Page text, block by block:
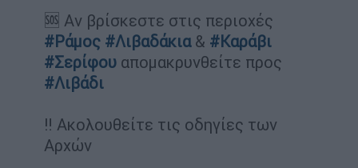
🆘 Αν βρίσκεστε στις περιοχές
#Ράμος #Λιβαδάκια& #Καράβι
#Σερίφου απομακρυνθείτε προς
#Λιβάδι
‼️ Ακολουθείτε τις οδηγίες των
Αρχών